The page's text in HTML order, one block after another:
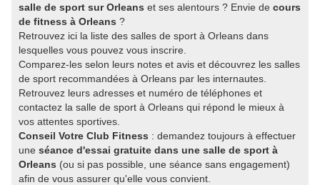
salle de sport sur Orleans et ses alentours ? Envie de cours
de fitness à Orleans ?
Retrouvez ici la liste des salles de sport à Orleans dans
lesquelles vous pouvez vous inscrire.
Comparez-les selon leurs notes et avis et découvrez les salles
de sport recommandées à Orleans par les internautes.
Retrouvez leurs adresses et numéro de téléphones et
contactez la salle de sport à Orleans qui répond le mieux à
vos attentes sportives.
Conseil Votre Club Fitness : demandez toujours à effectuer
une séance d'essai gratuite dans une salle de sport à
Orleans (ou si pas possible, une séance sans engagement)
afin de vous assurer qu'elle vous convient.